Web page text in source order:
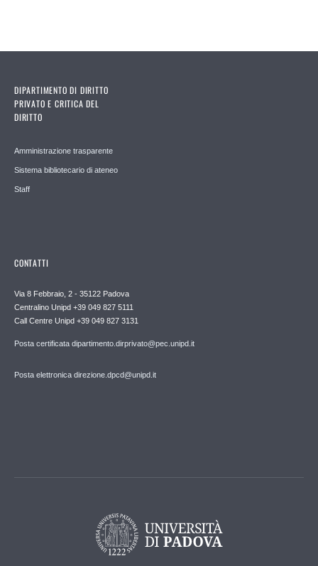
DIPARTIMENTO DI DIRITTO
PRIVATO E CRITICA DEL
DIRITTO
Amministrazione trasparente
Sistema bibliotecario di ateneo
Staff
CONTATTI
Via 8 Febbraio, 2 - 35122 Padova
Centralino Unipd +39 049 827 5111
Call Centre Unipd +39 049 827 3131
Posta certificata dipartimento.dirprivato@pec.unipd.it
Posta elettronica direzione.dpcd@unipd.it